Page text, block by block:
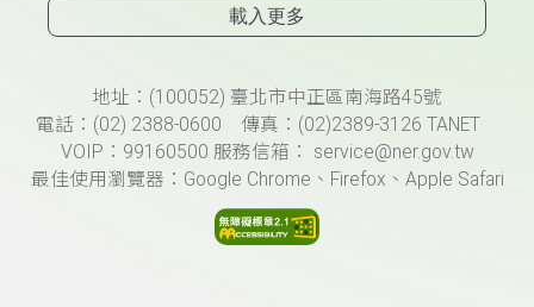
載入更多
頁尾資訊地址：(100052) 臺北市中正區南海路45號
電話：(02) 2388-0600 傳真：(02)2389-3126 TANET
VOIP：99160500 服務信箱： service@ner.gov.tw
最佳使用瀏覽器：Google Chrome、Firefox、Apple Safari